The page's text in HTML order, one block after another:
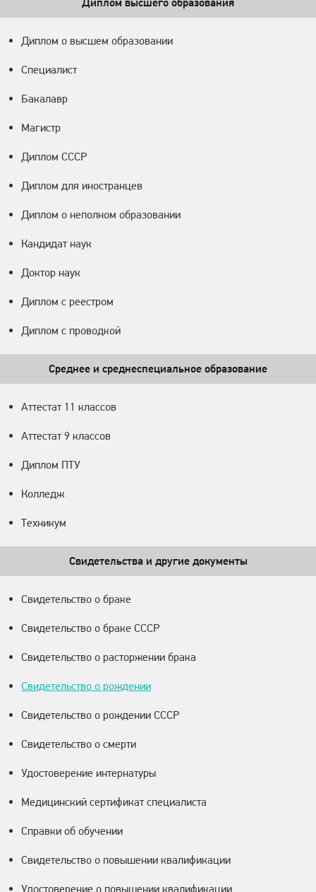
Диплом о высшем образовании
Специалист
Бакалавр
Магистр
Диплом СССР
Диплом для иностранцев
Диплом о неполном образовании
Кандидат наук
Доктор наук
Диплом с реестром
Диплом с проводкой
Среднее и среднеспециальное образование
Аттестат 11 классов
Аттестат 9 классов
Диплом ПТУ
Колледж
Техникум
Свидетельства и другие документы
Свидетельство о браке
Свидетельство о браке СССР
Свидетельство о расторжении брака
Свидетельство о рождении
Свидетельство о рождении СССР
Свидетельство о смерти
Удостоверение интернатуры
Медицинский сертификат специалиста
Справки об обучении
Свидетельство о повышении квалификации
Удостоверение о повышении квалификации